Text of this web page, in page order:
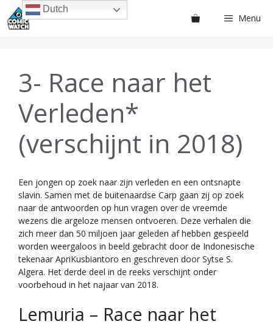
naar
de
Menu
3- Race naar het
Verleden*
(verschijnt in 2018)
Een jongen op zoek naar zijn verleden en een ontsnapte
slavin. Samen met de buitenaardse Carp gaan zij op zoek
naar de antwoorden op hun vragen over de vreemde
wezens die argeloze mensen ontvoeren. Deze verhalen die
zich meer dan 50 miljoen jaar geleden af hebben gespeeld
worden weergaloos in beeld gebracht door de Indonesische
tekenaar ApriKusbiantoro en geschreven door Sytse S.
Algera. Het derde deel in de reeks verschijnt onder
voorbehoud in het najaar van 2018.
Lemuria – Race naar het
Dutch